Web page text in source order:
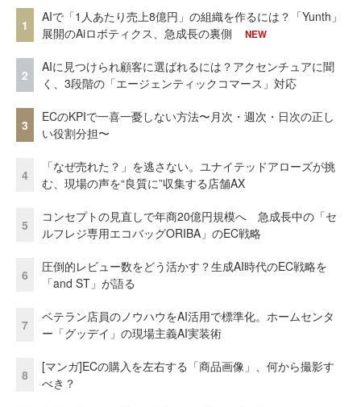
1
AIで「1人あたり売上8億円」の組織を作るには？「Yunth」
展開のAiロボティクス、急成長の裏側
NEW
2
AIに見つけられ顧客に選ばれるには？アクセンチュアに聞
く、3段階の「エージェンティックコマース」対応
3
ECのKPIで一喜一憂しない方法〜月次・週次・日次の正し
い役割分担〜
4
「なぜ売れた？」を逃さない。ユナイテッドアローズが挑
む、現場の声を“良質に”収集する店舗AX
5
コンセプトの見直しで年商20億円規模へ 急成長中の「セ
ルフレジ専用エコバッグORIBA」のEC戦略
6
圧倒的レビュー数をどう活かす？生成AI時代のEC戦略を
「and ST」が語る
7
ベテラン店員のノウハウをAI活用で標準化。ホームセンタ
ー「グッデイ」の現場主義AI実装術
8
[マンガ]ECの購入を左右する「商品画像」、何から撮影す
べき？